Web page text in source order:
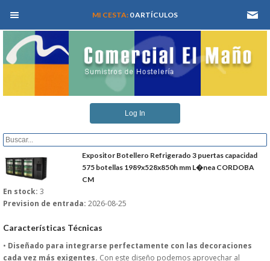
MEN� PRINCIPAL
QUIENES SOMOS
REFORMAS Y PROYECTOS
SERVICIO TECNICO
MI CESTA: 0 ARTÍCULOS
Log In
Expositor Botellero Refrigerado 3 puertas capacidad
575 botellas 1989x528x850h mm L�nea CORDOBA
CM
En stock: 3
Prevision de entrada: 2026-08-25
Características Técnicas
• Diseñado para integrarse perfectamente con las decoraciones
cada vez más exigentes. Con este diseño podemos aprovechar al